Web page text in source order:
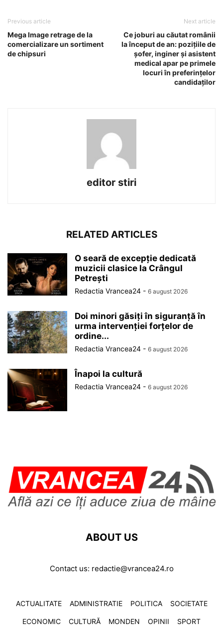
Previous article
Mega Image retrage de la
comercializare un sortiment
de chipsuri
Next article
Ce joburi au căutat românii
la început de an: pozițiile de
șofer, inginer și asistent
medical apar pe primele
locuri în preferințelor
candidaților
editor stiri
RELATED ARTICLES
O seară de excepție dedicată
muzicii clasice la Crângul
Petrești
Redactia Vrancea24 - 6 august 2026
Doi minori găsiți în siguranță în
urma intervenției forțelor de
ordine...
Redactia Vrancea24 - 6 august 2026
Înapoi la cultură
Redactia Vrancea24 - 6 august 2026
ABOUT US
Contact us: redactie@vrancea24.ro
ACTUALITATE ADMINISTRATIE POLITICA SOCIETATE
ECONOMIC CULTURĂ MONDEN OPINII SPORT